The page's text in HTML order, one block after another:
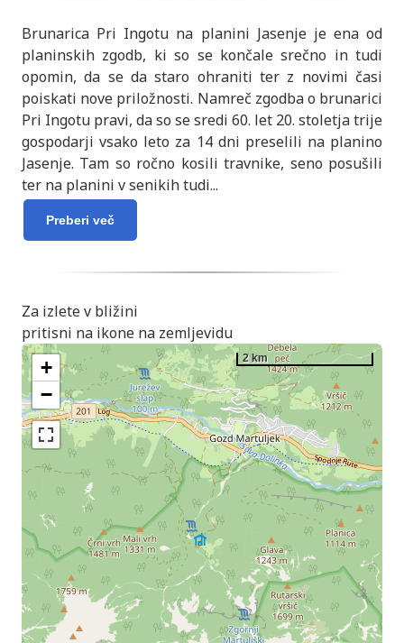
Brunarica Pri Ingotu na planini Jasenje je ena od
planinskih zgodb, ki so se končale srečno in tudi
opomin, da se da staro ohraniti ter z novimi časi
poiskati nove priložnosti. Namreč zgodba o brunarici
Pri Ingotu pravi, da so se sredi 60. let 20. stoletja trije
gospodarji vsako leto za 14 dni preselili na planino
Jasenje. Tam so ročno kosili travnike, seno posušili
ter na planini v senikih tudi...
Preberi več
Za izlete v bližini
pritisni na ikone na zemljevidu
+
−
2 km